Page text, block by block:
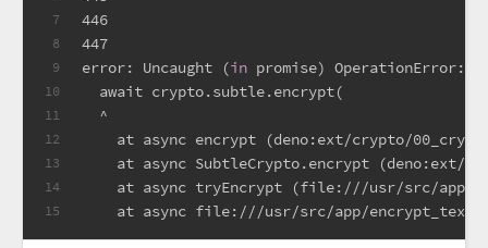
7
8
9
10
11
12
13
14
15
446
447
error: Uncaught (in promise) OperationError:
  await crypto.subtle.encrypt(
  ^
at async encrypt (deno:ext/crypto/
at async SubtleCrypto.encrypt (deno:ext/
at async tryEncrypt (file:///usr/src/app/
at async file:///usr/src/app/